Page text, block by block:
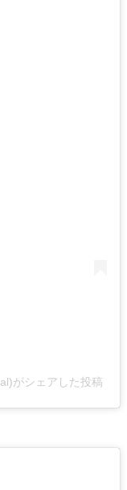
がシェアした投稿